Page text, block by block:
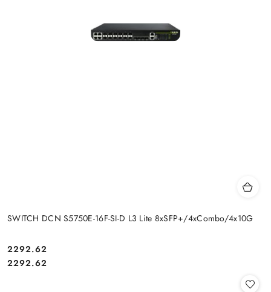
SWITCH DCN S5750E-16F-SI-D L3 Lite 8xSFP+/4xCombo/4x10G
Cena:
2292.62
Cena:
2292.62